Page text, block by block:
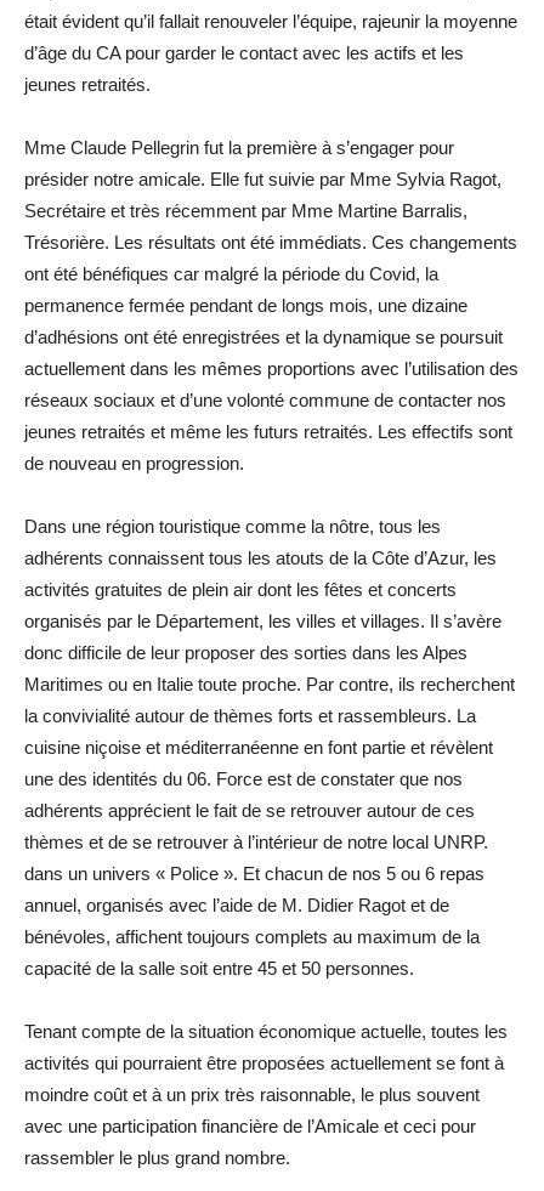
était évident qu’il fallait renouveler l’équipe, rajeunir la moyenne
d’âge du CA pour garder le contact avec les actifs et les
jeunes retraités.
Mme Claude Pellegrin fut la première à s’engager pour
présider notre amicale. Elle fut suivie par Mme Sylvia Ragot,
Secrétaire et très récemment par Mme Martine Barralis,
Trésorière. Les résultats ont été immédiats. Ces changements
ont été bénéfiques car malgré la période du Covid, la
permanence fermée pendant de longs mois, une dizaine
d’adhésions ont été enregistrées et la dynamique se poursuit
actuellement dans les mêmes proportions avec l’utilisation des
réseaux sociaux et d’une volonté commune de contacter nos
jeunes retraités et même les futurs retraités. Les effectifs sont
de nouveau en progression.
Dans une région touristique comme la nôtre, tous les
adhérents connaissent tous les atouts de la Côte d’Azur, les
activités gratuites de plein air dont les fêtes et concerts
organisés par le Département, les villes et villages. Il s’avère
donc difficile de leur proposer des sorties dans les Alpes
Maritimes ou en Italie toute proche. Par contre, ils recherchent
la convivialité autour de thèmes forts et rassembleurs. La
cuisine niçoise et méditerranéenne en font partie et révèlent
une des identités du 06. Force est de constater que nos
adhérents apprécient le fait de se retrouver autour de ces
thèmes et de se retrouver à l’intérieur de notre local UNRP.
dans un univers « Police ». Et chacun de nos 5 ou 6 repas
annuel, organisés avec l’aide de M. Didier Ragot et de
bénévoles, affichent toujours complets au maximum de la
capacité de la salle soit entre 45 et 50 personnes.
Tenant compte de la situation économique actuelle, toutes les
activités qui pourraient être proposées actuellement se font à
moindre coût et à un prix très raisonnable, le plus souvent
avec une participation financière de l’Amicale et ceci pour
rassembler le plus grand nombre.